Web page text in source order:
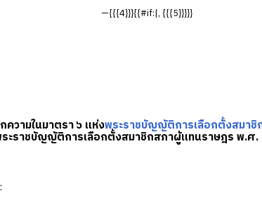
—{{{4}}}{{#if:|, {{{5}}}}}
ความในมาตรา ๖ แห่งพระราชบัญญัติการเลือกตั้งสมา
ระราชบัญญัติการเลือกตั้งสมาชิกสภาผู้แทนราษฎร พ.